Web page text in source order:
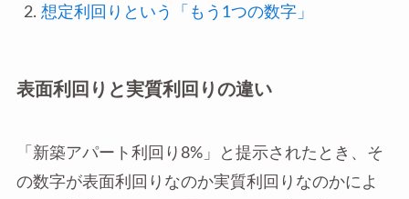
想定利回りという「もう1つの数字」
表面利回りと実質利回りの違い
「新築アパート利回り8%」と提示されたとき、そ
の数字が表面利回りなのか実質利回りなのかによ